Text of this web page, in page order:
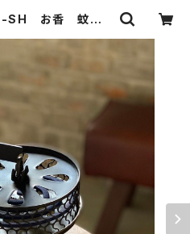
SH お香 蚊取り
51WORKS